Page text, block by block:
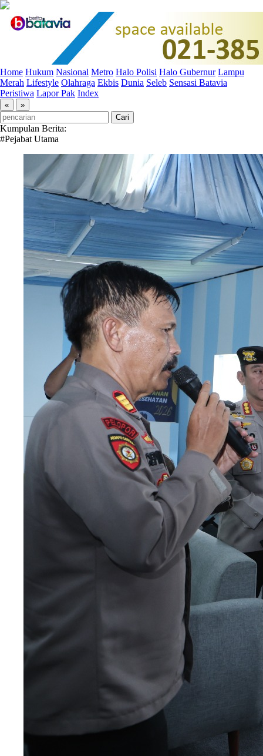
Home Hukum Nasional Metro Halo Polisi Halo Gubernur Lampu
Merah Lifestyle Olahraga Ekbis Dunia Seleb Sensasi Batavia
Peristiwa Lapor Pak Index
« »
Kumpulan Berita:
#Pejabat Utama